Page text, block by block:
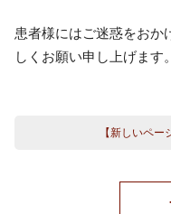
患者様にはご迷惑をおか
しくお願い申し上げます。
【新しいペー